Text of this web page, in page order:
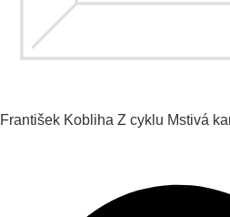
František Kobliha Z cyklu Mstivá